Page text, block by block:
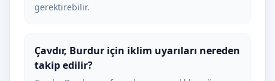
gerektirebilir.
Çavdır, Burdur için iklim uyarıları nereden
takip edilir?